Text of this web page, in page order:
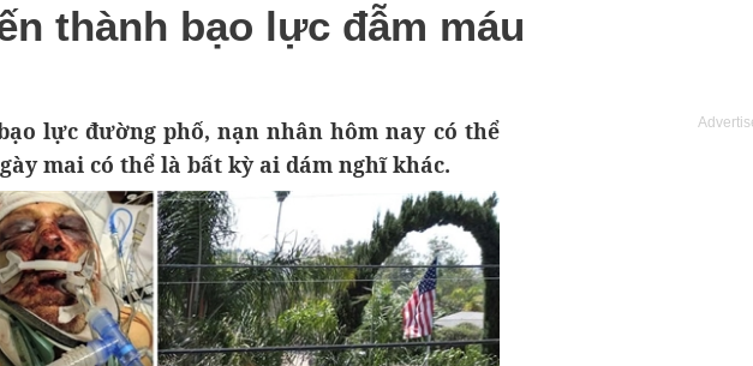
thành bạo lực đẫm máu
lực đường phố, nạn nhân hôm nay có thể
mai có thể là bất kỳ ai dám nghĩ khác.